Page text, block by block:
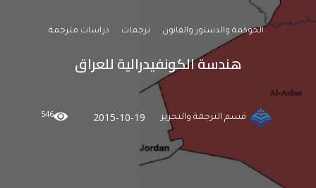
الحوكمة والدستور والقانون ترجمات دراسات مترجمة
هندسة الكونفيدرالية للعراق
قسم الترجمة والتحرير 2015-10-19
546